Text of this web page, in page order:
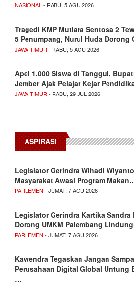
NASIONAL - RABU, 5 AGU 2026
Tragedi KMP Mutiara Sentosa 2
5 Penumpang, Nurul Huda Dorong
JAWA TIMUR - RABU, 5 AGU 2026
Apel 1.000 Siswa di Tanggul, Bupati
Jember Ajak Pelajar Kejar
JAWA TIMUR - RABU, 29 JUL 2026
ASPIRASI
Legislator Gerindra Wihadi
Masyarakat Awasi Program
PARLEMEN - JUMAT, 7 AGU 2026
Legislator Gerindra Kartika Sandra
Dorong UMKM Palembang
PARLEMEN - JUMAT, 7 AGU 2026
Kawendra Tegaskan Jangan
Perusahaan Digital Global Untung
…